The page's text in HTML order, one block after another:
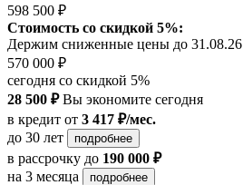
598 500 ₽
Стоимость со скидкой 5%:
Держим сниженные цены до 31.08.26
570 000 ₽
сегодня со скидкой 5%
28 500 ₽Вы экономите сегодня
в кредит от 3 417 ₽/мес.
до 30 лет
подробнее
в рассрочку до 190 000 ₽
на 3 месяца
подробнее